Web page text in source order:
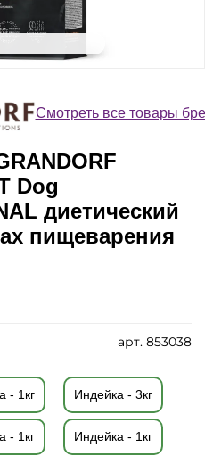
арт. 853038
Смотреть все товары
Dog
диетический
пищеварения
- 1кг Индейка - 3кг
- 1кг Индейка - 1кг